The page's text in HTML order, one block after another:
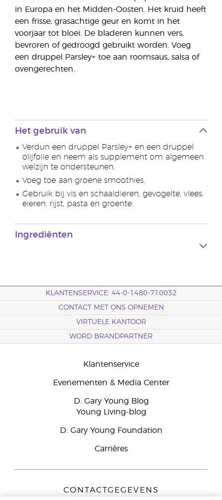
in Europa en het Midden-Oosten. Het kruid heeft
een frisse, grasachtige geur en komt in het
voorjaar tot bloei. De bladeren kunnen vers,
bevroren of gedroogd gebruikt worden. Voeg
een druppel Parsley+ toe aan roomsaus, salsa of
ovengerechten.
Het gebruik van
Verdun een druppel Parsley+ en een druppel
olijfolie en neem als supplement om algemeen
welzijn te ondersteunen.
Voeg toe aan groene smoothies.
Gebruik bij vis en schaaldieren, gevogelte, vlees,
eieren, rijst, pasta en groente.
Ingrediënten
KLANTENSERVICE: 44-0-1480-710032
CONTACT MET ONS OPNEMEN
VIRTUELE KANTOOR
WORD BRANDPARTNER
Klantenservice
Evenementen & Media Center
D. Gary Young Blog
Young Living-blog
D. Gary Young Foundation
Carrières
CONTACTGEGEVENS